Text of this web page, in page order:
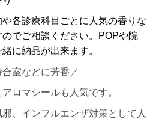
各診療科目ごとに人気の香りな
でご相談ください。POPや院
に納品が出来ます。
室などに芳香／
ロマシールも人気です。
、インフルエンザ対策として人